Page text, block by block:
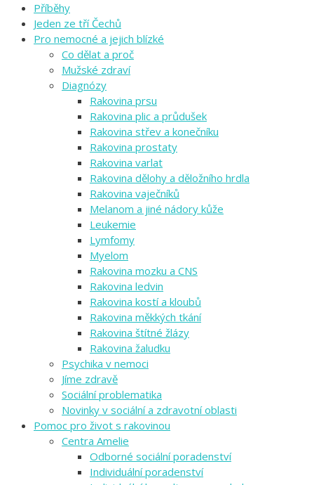
Příběhy
Jeden ze tří Čechů
Pro nemocné a jejich blízké
Co dělat a proč
Mužské zdraví
Diagnózy
Rakovina prsu
Rakovina plic a průdušek
Rakovina střev a konečníku
Rakovina prostaty
Rakovina varlat
Rakovina dělohy a děložního hrdla
Rakovina vaječníků
Melanom a jiné nádory kůže
Leukemie
Lymfomy
Myelom
Rakovina mozku a CNS
Rakovina ledvin
Rakovina kostí a kloubů
Rakovina měkkých tkání
Rakovina štítné žlázy
Rakovina žaludku
Psychika v nemoci
Jíme zdravě
Sociální problematika
Novinky v sociální a zdravotní oblasti
Pomoc pro život s rakovinou
Centra Amelie
Odborné sociální poradenství
Individuální poradenství